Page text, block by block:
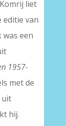
liet
editie van
was een
1957-
met de
uit
hij.